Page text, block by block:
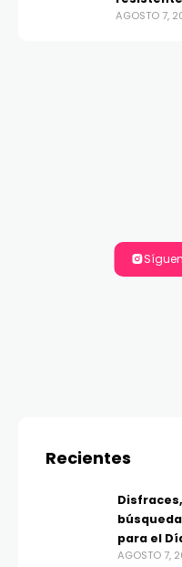
AGOSTO 7,
Recientes
para el
AGOSTO 7,